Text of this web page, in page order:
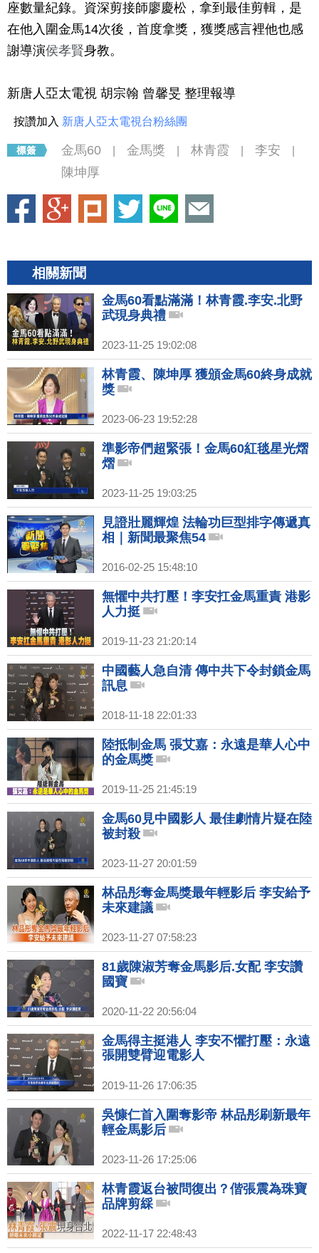
座數量紀錄。資深剪接師廖慶松，拿到最佳剪輯，是
在他入圍金馬14次後，首度拿獎，獲獎感言裡他也感
謝導演侯孝賢身教。
新唐人亞太電視 胡宗翰 曾馨旻 整理報導
按讚加入 新唐人亞太電視台粉絲團
金馬60 金馬獎 林青霞 李安
陳坤厚
相關新聞
金馬60看點滿滿！林青霞.李安.北野
武現身典禮
2023-11-25 19:02:08
林青霞、陳坤厚 獲頒金馬60終身成就
獎
2023-06-23 19:52:28
準影帝們超緊張！金馬60紅毯星光熠
熠
2023-11-25 19:03:25
見證壯麗輝煌 法輪功巨型排字傳遞真
相｜新聞最聚焦54
2016-02-25 15:48:10
無懼中共打壓！李安扛金馬重責 港影
人力挺
2019-11-23 21:20:14
中國藝人急自清 傳中共下令封鎖金馬
訊息
2018-11-18 22:01:33
陸抵制金馬 張艾嘉：永遠是華人心中
的金馬獎
2019-11-25 21:45:19
金馬60見中國影人 最佳劇情片疑在陸
被封殺
2023-11-27 20:01:59
林品彤奪金馬獎最年輕影后 李安給予
未來建議
2023-11-27 07:58:23
81歲陳淑芳奪金馬影后.女配 李安讚
國寶
2020-11-22 20:56:04
金馬得主挺港人 李安不懼打壓：永遠
張開雙臂迎電影人
2019-11-26 17:06:35
吳慷仁首入圍奪影帝 林品彤刷新最年
輕金馬影后
2023-11-26 17:25:06
林青霞返台被問復出？偕張震為珠寶
品牌剪綵
2022-11-17 22:48:43